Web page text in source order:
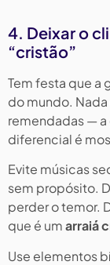
4. Deixar o
“cristão”
Tem festa que a
do mundo.
remendadas — a
diferencial é
Evite músicas
sem propósito.
perder o temor.
que é umarraiá
Use elementos